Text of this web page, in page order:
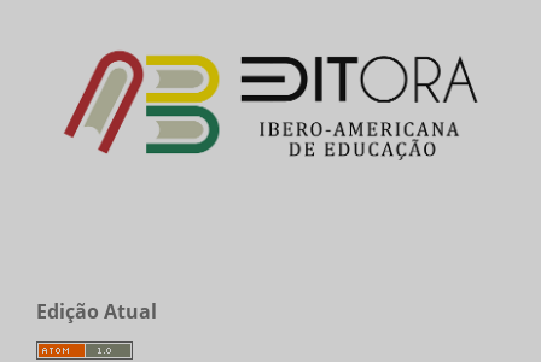
Edição Atual